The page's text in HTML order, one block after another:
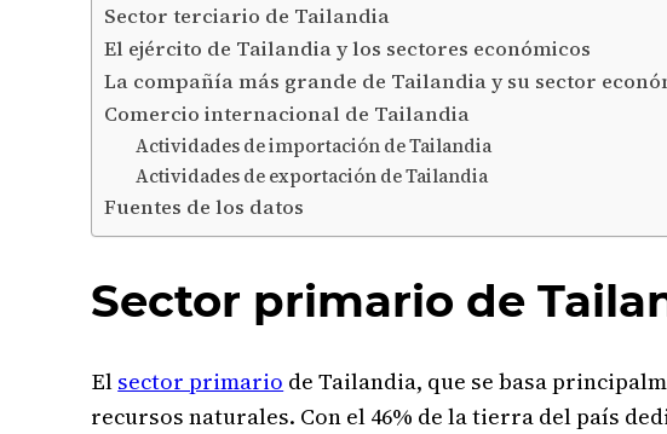
Sector terciario de Tailandia
El ejército de Tailandia y los sectores económicos
La compañía más grande de Tailandia y su sector
Comercio internacional de Tailandia
Actividades de importación de Tailandia
Actividades de exportación de Tailandia
Fuentes de los datos
Sector primario de
El sector primario de Tailandia, que se basa
recursos naturales. Con el 46% de la tierra del país